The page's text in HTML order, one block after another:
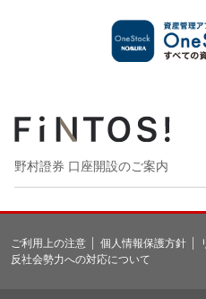
野村證券 口座開設のご案内
ご利用上の注意 個人情報保護方針
反社会勢力への対応について